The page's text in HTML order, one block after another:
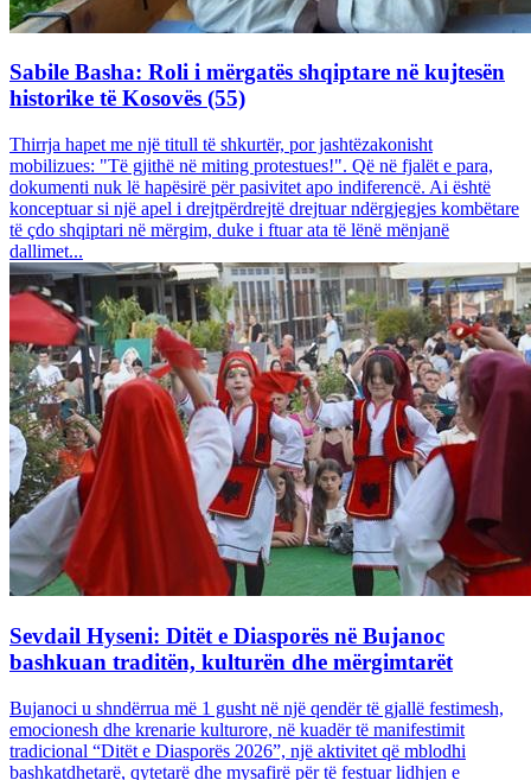
Sabile Basha: Roli i mërgatës shqiptare në kujtesën
historike të Kosovës (55)
Thirrja hapet me një titull të shkurtër, por jashtëzakonisht
mobilizues: "Të gjithë në miting protestues!". Që në fjalët e para,
dokumenti nuk lë hapësirë për pasivitet apo indiferencë. Ai është
konceptuar si një apel i drejtpërdrejtë drejtuar ndërgjegjes kombëtare
të çdo shqiptari në mërgim, duke i ftuar ata të lënë mënjanë
dallimet...
Sevdail Hyseni: Ditët e Diasporës në Bujanoc
bashkuan traditën, kulturën dhe mërgimtarët
Bujanoci u shndërrua më 1 gusht në një qendër të gjallë festimesh,
emocionesh dhe krenarie kulturore, në kuadër të manifestimit
tradicional “Ditët e Diasporës 2026”, një aktivitet që mblodhi
bashkatdhetarë, qytetarë dhe mysafirë për të festuar lidhjen e